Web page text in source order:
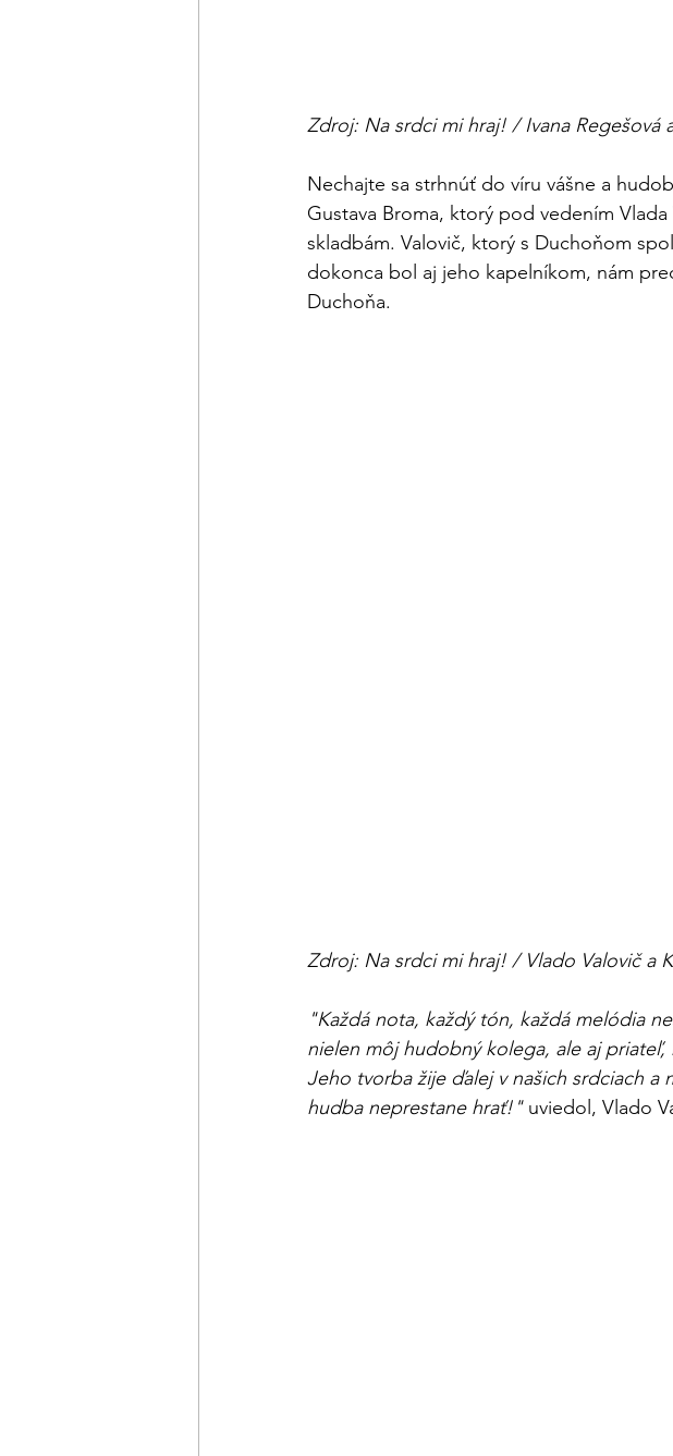
Zdroj: Na srdci mi hraj! / Ivana Regešová
Nechajte sa strhnúť do víru vášne a
Gustava Broma, ktorý pod vedením
skladbám. Valovič, ktorý s Duchoňom
dokonca bol aj jeho kapelníkom, nám
Duchoňa.
Zdroj: Na srdci mi hraj! / Vlado Valovič a
"Každá nota, každý tón, každá melódia
nielen môj hudobný kolega, ale aj
Jeho tvorba žije ďalej v našich srdciach a
hudba neprestane hrať!" uviedol, Vlado